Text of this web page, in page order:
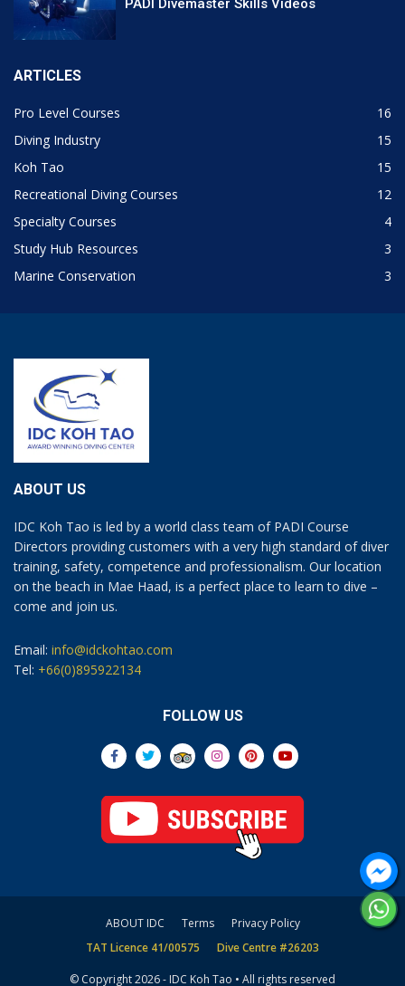
PADI Divemaster Skills Videos
ARTICLES
Pro Level Courses
16
Diving Industry
15
Koh Tao
15
Recreational Diving Courses
12
Specialty Courses
4
Study Hub Resources
3
Marine Conservation
3
ABOUT US
IDC Koh Tao is led by a world class team of PADI Course
Directors providing customers with a very high standard of diver
training, safety, competence and professionalism. Our location
on the beach in Mae Haad, is a perfect place to learn to dive –
come and join us.
Email: info@idckohtao.com
Tel: +66(0)895922134
FOLLOW US
© Copyright 2026 - IDC Koh Tao • All rights reserved
ABOUT IDC Terms
Privacy Policy
TAT Licence 41/00575
Dive Centre #26203